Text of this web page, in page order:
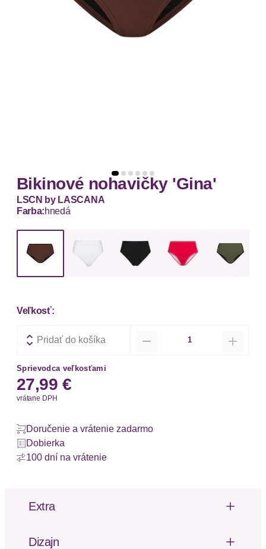
Bikinové nohavičky 'Gina'
LSCN by LASCANA
Farba:hnedá
Veľkosť:
Pridať do košíka
Sprievodca veľkosťami
27,99 €
vrátane DPH
Doručenie a vrátenie zadarmo
Dobierka
100 dní na vrátenie
Extra
Hladké tkaniny
Dizajn